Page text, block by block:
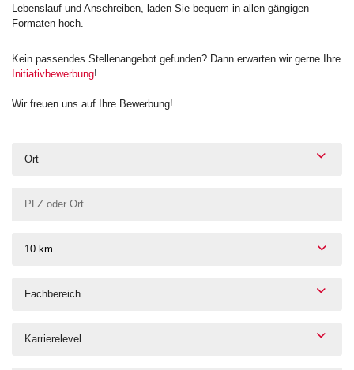
Lebenslauf und Anschreiben, laden Sie bequem in allen gängigen
Formaten hoch.
Kein passendes Stellenangebot gefunden? Dann erwarten wir gerne Ihre
Initiativbewerbung!
Wir freuen uns auf Ihre Bewerbung!
Ort
10 km
Fachbereich
Karrierelevel